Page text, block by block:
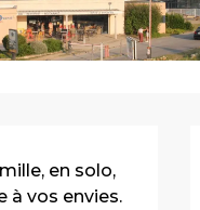
en solo,
à vos envies.